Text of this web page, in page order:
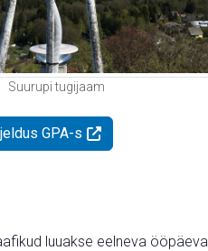
Suurupi tugijaam
GPA-s
luuakse eelneva ööpäeva